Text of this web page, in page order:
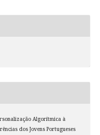
Algorítmica à
dos Jovens Portugueses